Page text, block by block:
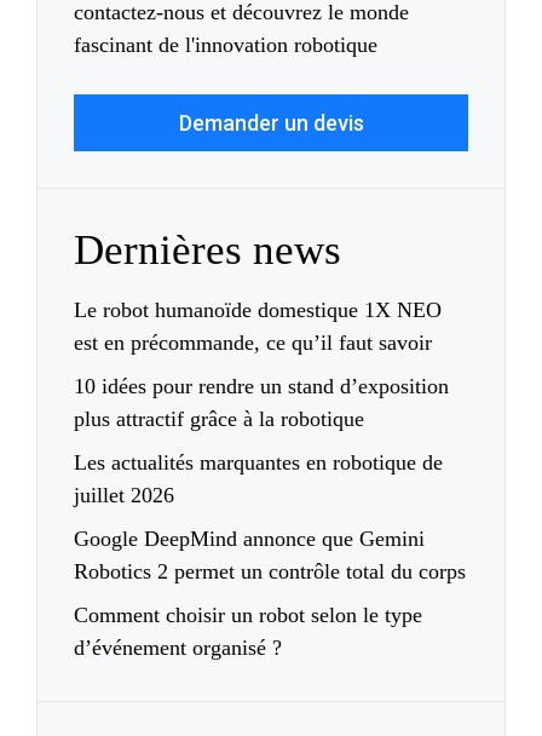
contactez-nous et découvrez le monde
fascinant de l'innovation robotique
Demander un devis
Dernières news
Le robot humanoïde domestique 1X NEO
est en précommande, ce qu’il faut savoir
10 idées pour rendre un stand d’exposition
plus attractif grâce à la robotique
Les actualités marquantes en robotique de
juillet 2026
Google DeepMind annonce que Gemini
Robotics 2 permet un contrôle total du corps
Comment choisir un robot selon le type
d’événement organisé ?